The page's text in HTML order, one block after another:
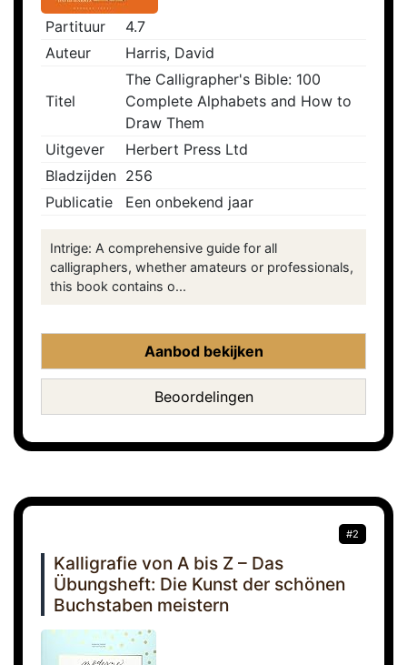
Partituur
4.7
Auteur
Harris, David
Titel
The Calligrapher's Bible: 100
Complete Alphabets and How to
Draw Them
Uitgever
Herbert Press Ltd
Bladzijden 256
Publicatie
Een onbekend jaar
Intrige: A comprehensive guide for all
calligraphers, whether amateurs or professionals,
this book contains o...
Aanbod bekijken
Beoordelingen
#2
Kalligrafie von A bis Z – Das
Übungsheft: Die Kunst der schönen
Buchstaben meistern